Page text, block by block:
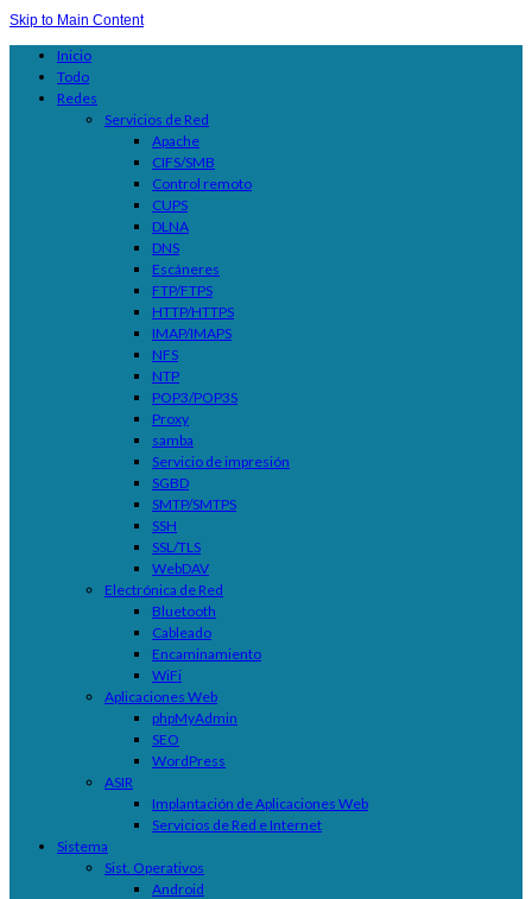
Skip to Main Content
Inicio
Todo
Redes
Servicios de Red
Apache
CIFS/SMB
Control remoto
CUPS
DLNA
DNS
Escáneres
FTP/FTPS
HTTP/HTTPS
IMAP/IMAPS
NFS
NTP
POP3/POP3S
Proxy
samba
Servicio de impresión
SGBD
SMTP/SMTPS
SSH
SSL/TLS
WebDAV
Electrónica de Red
Bluetooth
Cableado
Encaminamiento
WiFi
Aplicaciones Web
phpMyAdmin
SEO
WordPress
ASIR
Implantación de Aplicaciones Web
Servicios de Red e Internet
Sistema
Sist. Operativos
Android